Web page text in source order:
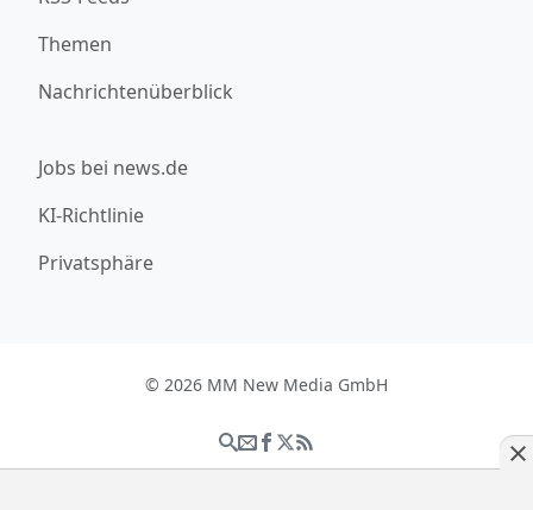
Themen
Nachrichtenüberblick
Jobs bei news.de
KI-Richtlinie
Privatsphäre
© 2026 MM New Media GmbH